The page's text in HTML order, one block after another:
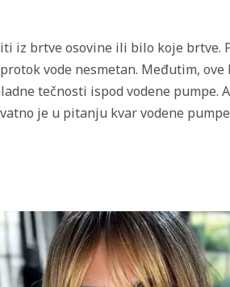
iz brtve osovine ili bilo koje
vode nesmetan. Međutim,
tečnosti ispod vodene pumpe.
je u pitanju kvar vodene